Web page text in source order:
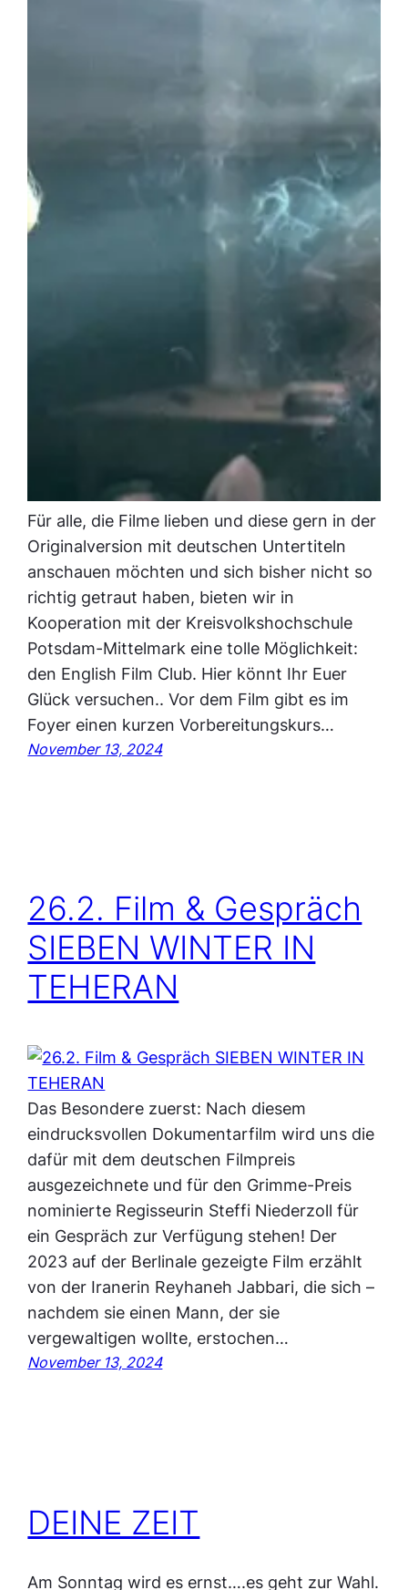
Für alle, die Filme lieben und diese gern in der
Originalversion mit deutschen Untertiteln
anschauen möchten und sich bisher nicht so
richtig getraut haben, bieten wir in
Kooperation mit der Kreisvolkshochschule
Potsdam-Mittelmark eine tolle Möglichkeit:
den English Film Club. Hier könnt Ihr Euer
Glück versuchen.. Vor dem Film gibt es im
Foyer einen kurzen Vorbereitungskurs…
November 13, 2024
26.2. Film & Gespräch
SIEBEN WINTER IN
TEHERAN
Das Besondere zuerst: Nach diesem
eindrucksvollen Dokumentarfilm wird uns die
dafür mit dem deutschen Filmpreis
ausgezeichnete und für den Grimme-Preis
nominierte Regisseurin Steffi Niederzoll für
ein Gespräch zur Verfügung stehen! Der
2023 auf der Berlinale gezeigte Film erzählt
von der Iranerin Reyhaneh Jabbari, die sich –
nachdem sie einen Mann, der sie
vergewaltigen wollte, erstochen…
November 13, 2024
DEINE ZEIT
Am Sonntag wird es ernst….es geht zur Wahl.